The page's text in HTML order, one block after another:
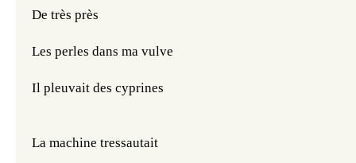
De très près
Les perles dans ma vulve
Il pleuvait des cyprines
La machine tressautait